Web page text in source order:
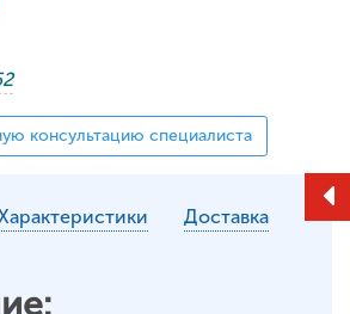
консультацию специалиста
Доставка